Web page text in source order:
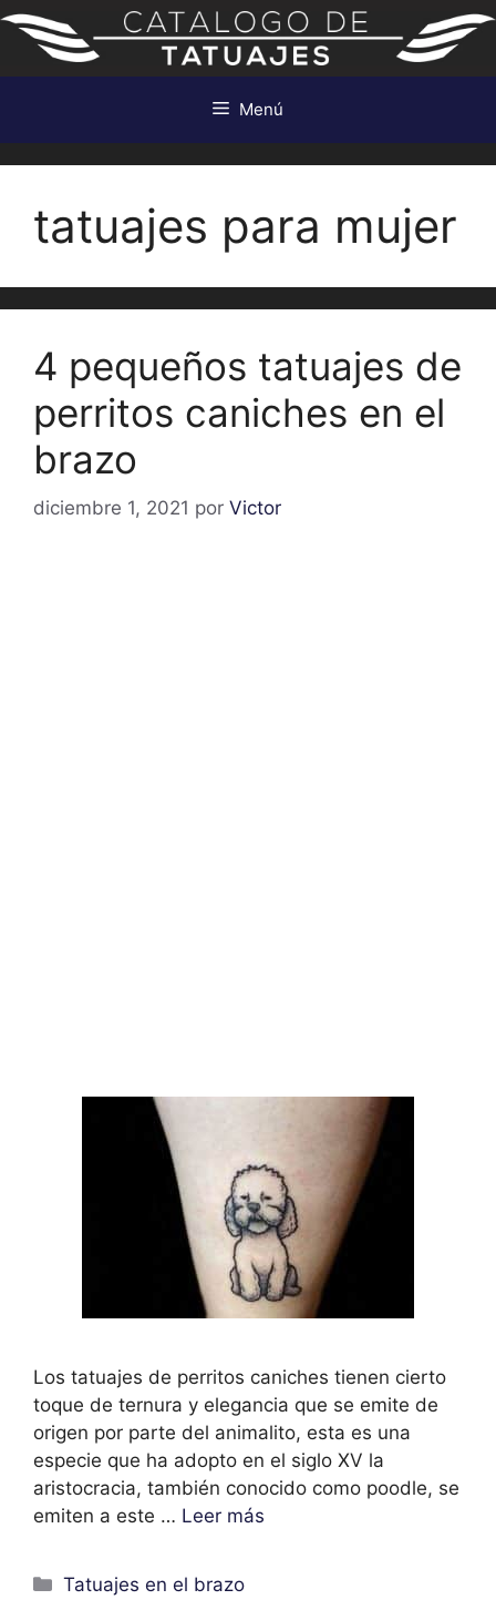
Saltar
contenido
Menú
tatuajes para mujer
4 pequeños tatuajes de
perritos caniches en el
brazo
diciembre 1, 2021 por Victor
Los tatuajes de perritos caniches tienen cierto
toque de ternura y elegancia que se emite de
origen por parte del animalito, esta es una
especie que ha adopto en el siglo XV la
aristocracia, también conocido como poodle, se
emiten a este … Leer más
Categorías
Tatuajes en el brazo